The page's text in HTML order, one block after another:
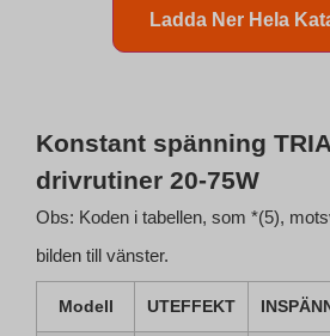
Ladda Ner Hela
Konstant spänning
drivrutiner 20-75W
Obs: Koden i tabellen, som *(5),
bilden till vänster.
Modell UTEFFEKT